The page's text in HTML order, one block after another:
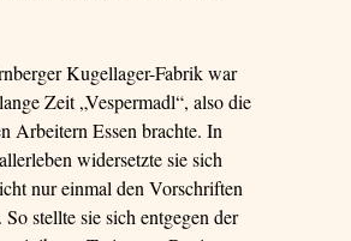
Kugellager-Fabrik war
Zeit „Vespermadl“, also die
Arbeitern Essen brachte. In
widersetzte sie sich
nur einmal den Vorschriften
stellte sie sich entgegen der